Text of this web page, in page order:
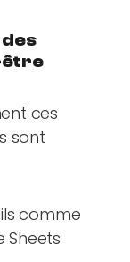
être
ces
sont
comme
Sheets